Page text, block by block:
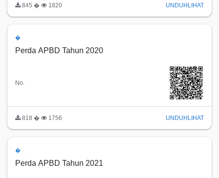
845 � 1820 UNDUH LIHAT
�
Perda APBD Tahun 2020
No.
818 � 1756 UNDUH LIHAT
�
Perda APBD Tahun 2021